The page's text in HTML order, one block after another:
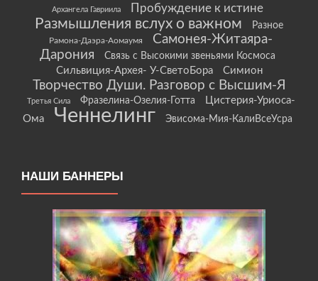
Архангела Гавриила
Пробуждение к истине
Размышления вслух о важном Разное
Рамона-Даэра-Аомаумя
Самонея-Житаяра-
Дарония
Связь с Высокими звеньями Космоса
Сильвиция-Архея- У-СветоБора Симион
Творчество Души. Разговор с Высшим-Я
Третья Сила Фразелина-Озелия-Готта
Цистерия-Уриоса-
Ома
Ченнелинг Эвисома-Мия-КалиВсеУсра
НАШИ БАННЕРЫ